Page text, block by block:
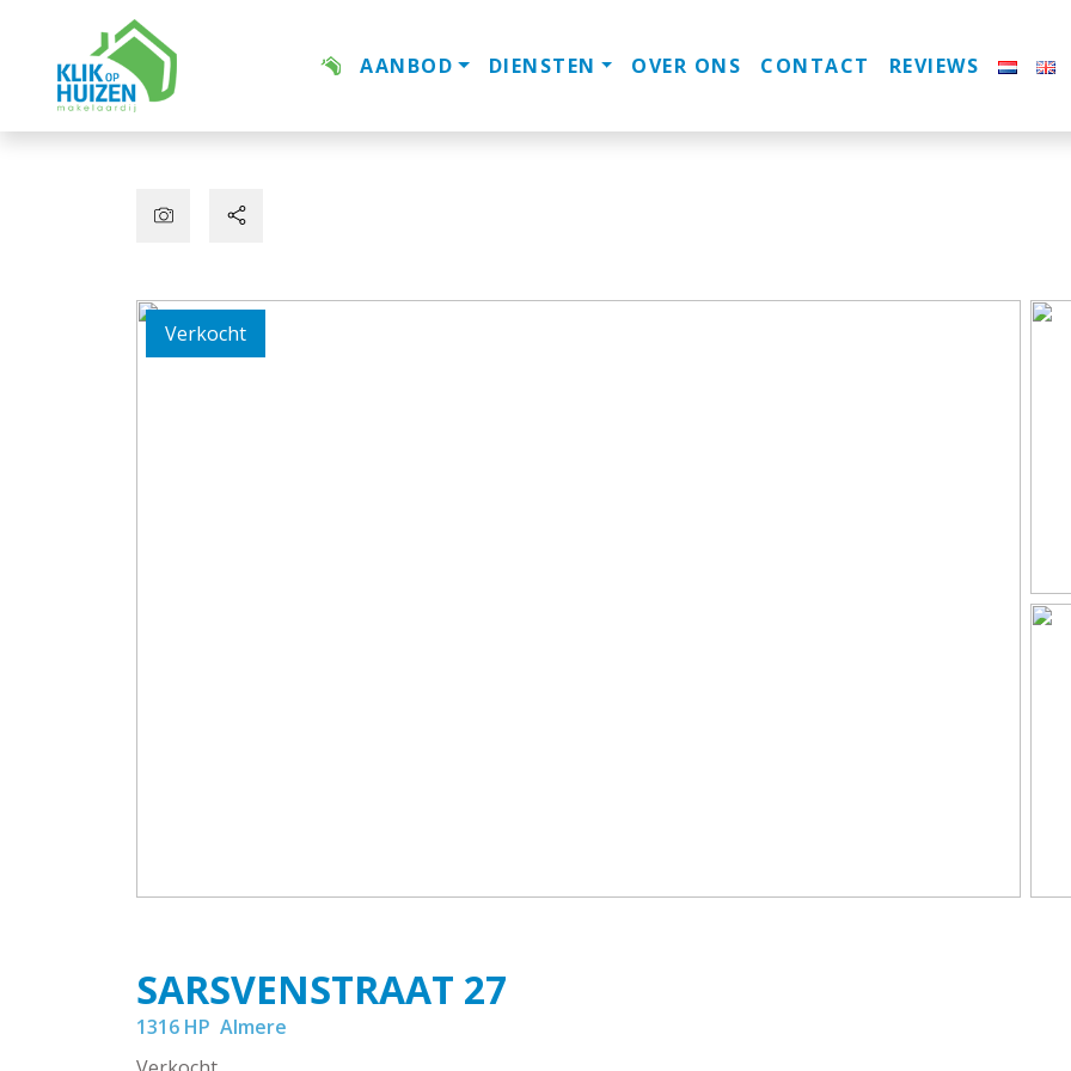
AANBOD DIENSTEN OVER ONS CONTACT REVIEWS
Verkocht
SARSVENSTRAAT 27
1316 HP Almere